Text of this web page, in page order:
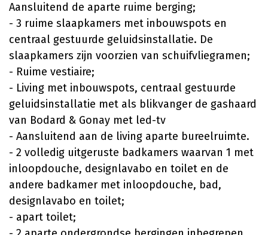
Aansluitend de aparte ruime berging;
- 3 ruime slaapkamers met inbouwspots en
centraal gestuurde geluidsinstallatie. De
slaapkamers zijn voorzien van schuifvliegramen;
- Ruime vestiaire;
- Living met inbouwspots, centraal gestuurde
geluidsinstallatie met als blikvanger de gashaard
van Bodard & Gonay met led-tv
- Aansluitend aan de living aparte bureelruimte.
- 2 volledig uitgeruste badkamers waarvan 1 met
inloopdouche, designlavabo en toilet en de
andere badkamer met inloopdouche, bad,
designlavabo en toilet;
- apart toilet;